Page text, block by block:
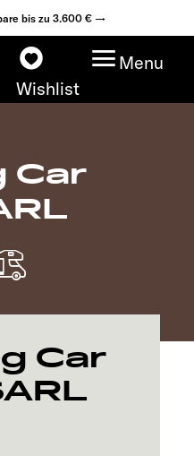
bis zu 3.600 € →
Wishlist
Menu
Car
Car